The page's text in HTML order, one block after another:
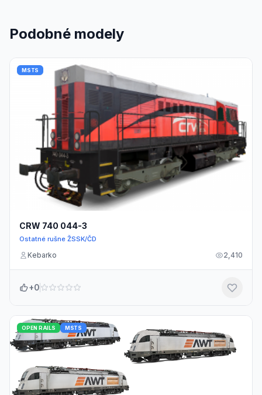
Podobné modely
MSTS
CRW 740 044-3
Ostatné rušne ŽSSK/ČD
Kebarko 2,410
+0
OPEN RAILS MSTS